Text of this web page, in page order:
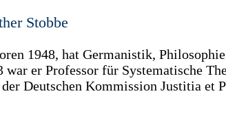
Stobbe
1948, hat Germanistik,
war er Professor für Systematische
Deutschen Kommission Justitia et